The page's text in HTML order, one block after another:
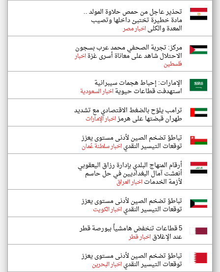
تحذير عاجل من حمص حلاوة المولد ..
مادة خطيرة تختبئ داخلها وتصيب
المعدة والكلىاخبار مصر
مركز: تجربة الصحفي محمد عرب بسجون
الاحتلال شاهد على معاناة أسرى غزةاخبار
فلسطين
الإمارات: إحباط هجمات سيبرانية
استهدفت قطاعات حيويةاخبار السعودية
ترامب يلوّح بالضغط الاقتصادي مع تشديد
طهران قبضتها على هرمزاخبار الإمارات
تباطؤ تضخم الصين لأدنى مستوى يعزز
توقعات التيسير النقدياخبار سلطنة عُمان
أرقام المنهاج البلدي بإدارة رزاق اليعقوبي
أنعشت آمال البغداديين في حل حاسم
لأزمة الخدماتاخبار العراق
تباطؤ تضخم الصين لأدنى مستوى يعزز
توقعات التيسير النقدياخبار الكويت
5 قطاعات تنخفض هامشياً ببورصة قطر
عند الإغلاقاخبار قطر
تباطؤ تضخم الصين لأدنى مستوى يعزز
توقعات التيسير النقدياخبار البحرين